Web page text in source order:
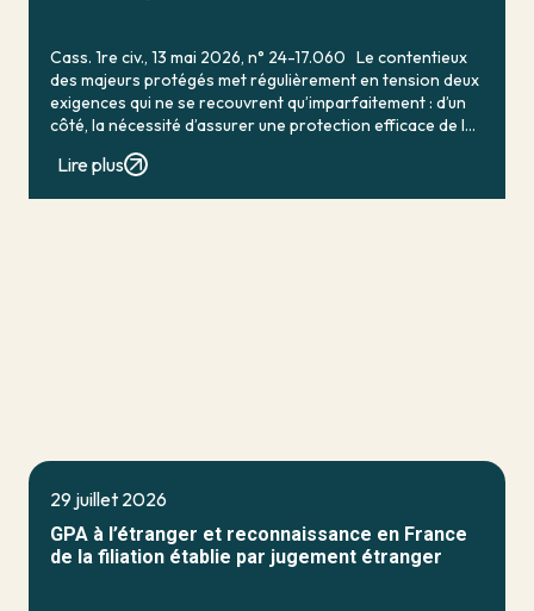
Cass. 1re civ., 13 mai 2026, n° 24-17.060 Le contentieux
des majeurs protégés met régulièrement en tension deux
exigences qui ne se recouvrent qu’imparfaitement : d’un
côté, la nécessité d’assurer une protection efficace de la
Lire plus
29 juillet 2026
GPA à l’étranger et reconnaissance en France
de la filiation établie par jugement étranger